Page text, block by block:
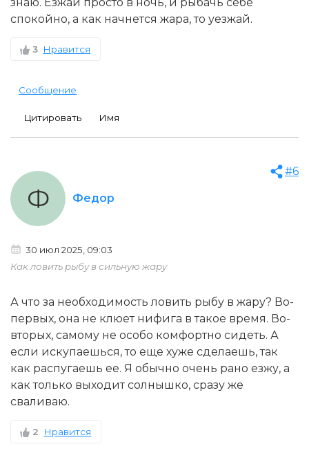
спокойно, а как начнется жара, то уезжай.
3 Нравится
Сообщение
Цитировать Имя
Федор
Ф
#6
30 июл 2025, 09:03
Как ловить рыбу в сильную жару
А что за необходимость ловить рыбу в жару? Во-
первых, она не клюет нифига в такое время. Во-
вторых, самому не особо комфортно сидеть. А
если искупаешься, то еще хуже сделаешь, так
как распугаешь ее. Я обычно очень рано езжу, а
как только выходит солнышко, сразу же
сваливаю.
2 Нравится